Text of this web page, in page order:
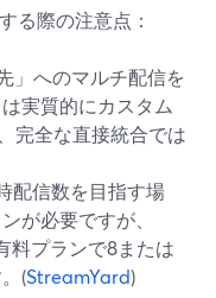
る際の注意点：
」へのマルチ配信を
実質的にカスタム
完全な直接統合では
配信数を目指す場
が必要ですが、
料プランで8または
(StreamYard)